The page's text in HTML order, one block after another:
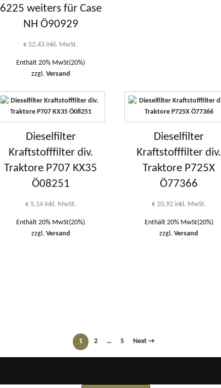
6225 weiters für Case
NH Ö90929
€ 52,43 inkl. MwSt.
Enthält 20% MwSt(20%)
zzgl. Versand
Dieselfilter
Kraftstofffilter div.
Traktore P707 KX35
Ö08251
€5,14 inkl. MwSt.
Enthält 20% MwSt(20%)
zzgl. Versand
Dieselfilter
Kraftstofffilter div.
Traktore P725X
Ö77366
€10,92 inkl. MwSt.
Enthält 20% MwSt(20%)
zzgl.Versand
1 2 … 5 Next →